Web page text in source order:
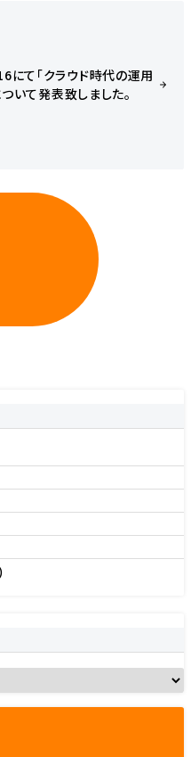
て「クラウド時代の運用
いて発表致しました。